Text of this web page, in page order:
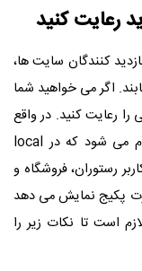
رعایت کنید
کنندگان سایت ها،
اگر می خواهید شما
را رعایت کنید. در واقع
می شود که در local
رستوران، فروشگاه و
پکیج نمایش می دهد
است تا نکات زیر را